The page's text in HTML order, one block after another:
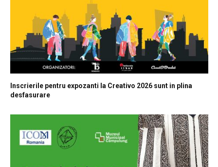
Inscrierile pentru expozanti la Creativo 2026 sunt in plina
desfasurare